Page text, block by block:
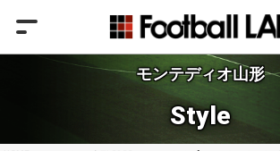
モンテディオ山形
Style